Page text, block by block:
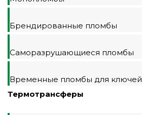
Брендированные пломбы
Саморазрушающиеся пломбы
Временные пломбы для ключей
Термотрансферы